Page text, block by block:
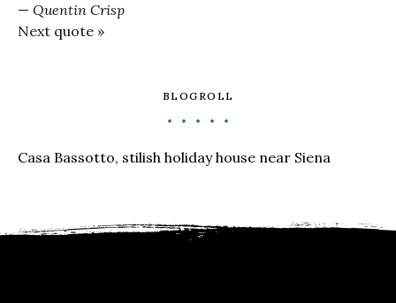
— Quentin Crisp
Next quote »
BLOGROLL
Casa Bassotto, stilish holiday house near Siena